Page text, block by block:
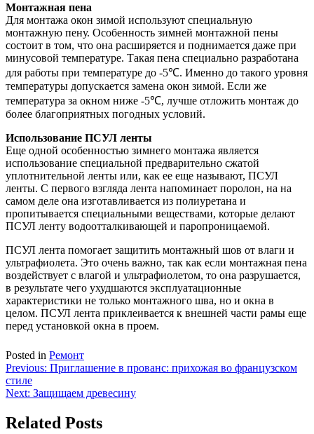
Монтажная пена
Для монтажа окон зимой используют специальную
монтажную пену. Особенность зимней монтажной пены
состоит в том, что она расширяется и поднимается даже при
минусовой температуре. Такая пена специально разработана
для работы при температуре до -5℃. Именно до такого уровня
температуры допускается замена окон зимой. Если же
температура за окном ниже -5℃, лучше отложить монтаж до
более благоприятных погодных условий.
Использование ПСУЛ ленты
Еще одной особенностью зимнего монтажа является
использование специальной предварительно сжатой
уплотнительной ленты или, как ее еще называют, ПСУЛ
ленты. С первого взгляда лента напоминает поролон, на на
самом деле она изготавливается из полиуретана и
пропитывается специальными веществами, которые делают
ПСУЛ ленту водоотталкивающей и паропроницаемой.
ПСУЛ лента помогает защитить монтажный шов от влаги и
ультрафиолета. Это очень важно, так как если монтажная пена
воздействует с влагой и ультрафиолетом, то она разрушается,
в результате чего ухудшаются эксплуатационные
характеристики не только монтажного шва, но и окна в
целом. ПСУЛ лента приклеивается к внешней части рамы еще
перед установкой окна в проем.
Posted in Ремонт
Навигация
по
Previous: Приглашение в прованс: прихожая во французском
стиле
Next: Защищаем древесину
Related Posts